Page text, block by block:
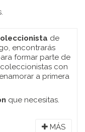
de
encontrarás
formar parte de
con
a primera
que necesitas.
MÁS